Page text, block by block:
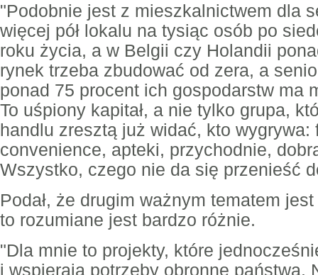
"Podobnie jest z mieszkalnictwem dla
więcej pół lokalu na tysiąc osób po
roku życia, a w Belgii czy Holandii
rynek trzeba zbudować od zera, a
ponad 75 procent ich gospodarstw ma
To uśpiony kapitał, a nie tylko grupa,
handlu zresztą już widać, kto
convenience, apteki, przychodnie,
Wszystko, czego nie da się przenieść
Podał, że drugim ważnym tematem
to rozumiane jest bardzo różnie.
"Dla mnie to projekty, które
i wspierają potrzeby obronne państwa.